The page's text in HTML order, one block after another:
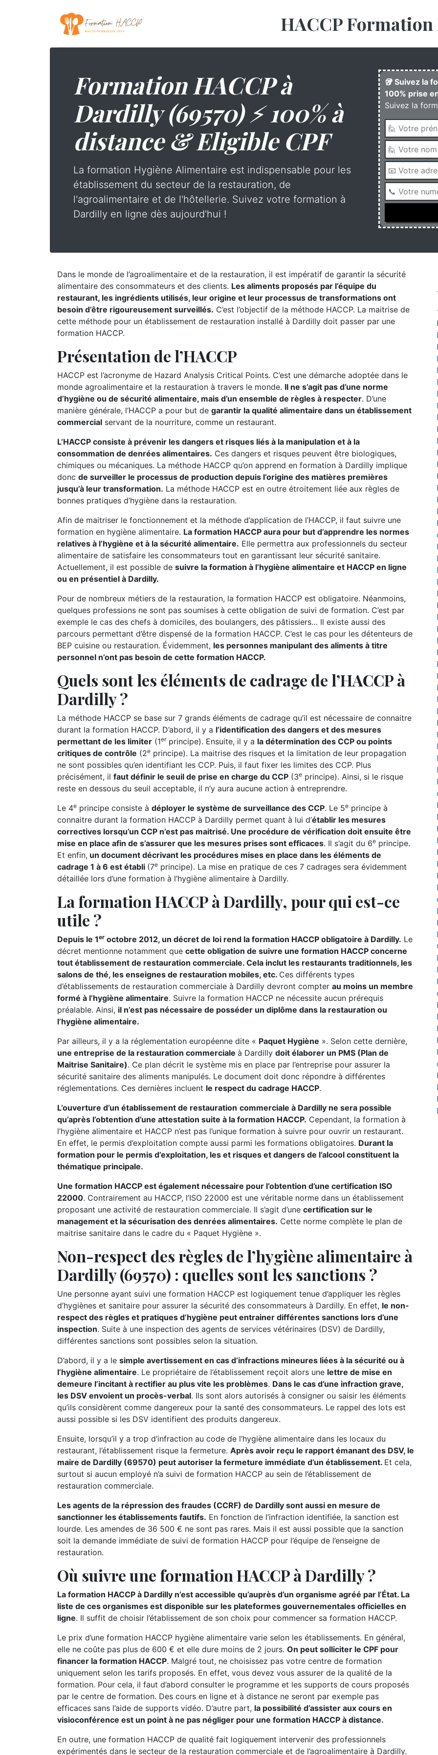
HACCP
Formation HACCP à
Dardilly (69570) ⚡ 100% à
distance & Eligible CPF
La formation Hygiène Alimentaire est indispensable pour les
établissement du secteur de la restauration, de
l'agroalimentaire et de l'hôtellerie. Suivez votre formation à
Dardilly en ligne dès aujourd'hui !
🥡 Suivez la
100% prise
Suivez la
Dans le monde de l’agroalimentaire et de la restauration, il est impératif de garantir la sécurité
alimentaire des consommateurs et des clients. Les aliments proposés par l’équipe du
restaurant, les ingrédients utilisés, leur origine et leur processus de transformations ont
besoin d’être rigoureusement surveillés. C’est l’objectif de la méthode HACCP. La maitrise de
cette méthode pour un établissement de restauration installé à Dardilly doit passer par une
formation HACCP.
Présentation de l’HACCP
HACCP est l’acronyme de Hazard Analysis Critical Points. C’est une démarche adoptée dans le
monde agroalimentaire et la restauration à travers le monde. Il ne s’agit pas d’une norme
d’hygiène ou de sécurité alimentaire, mais d’un ensemble de règles à respecter. D’une
manière générale, l’HACCP a pour but de garantir la qualité alimentaire dans un établissement
commercial servant de la nourriture, comme un restaurant.
L’HACCP consiste à prévenir les dangers et risques liés à la manipulation et à la
consommation de denrées alimentaires. Ces dangers et risques peuvent être biologiques,
chimiques ou mécaniques. La méthode HACCP qu’on apprend en formation à Dardilly implique
donc de surveiller le processus de production depuis l’origine des matières premières
jusqu’à leur transformation. La méthode HACCP est en outre étroitement liée aux règles de
bonnes pratiques d’hygiène dans la restauration.
Afin de maitriser le fonctionnement et la méthode d’application de l’HACCP, il faut suivre une
formation en hygiène alimentaire. La formation HACCP aura pour but d’apprendre les normes
relatives à l’hygiène et à la sécurité alimentaire. Elle permettra aux professionnels du secteur
alimentaire de satisfaire les consommateurs tout en garantissant leur sécurité sanitaire.
Actuellement, il est possible de suivre la formation à l’hygiène alimentaire et HACCP en ligne
ou en présentiel à Dardilly.
Pour de nombreux métiers de la restauration, la formation HACCP est obligatoire. Néanmoins,
quelques professions ne sont pas soumises à cette obligation de suivi de formation. C’est par
exemple le cas des chefs à domiciles, des boulangers, des pâtissiers… Il existe aussi des
parcours permettant d’être dispensé de la formation HACCP. C’est le cas pour les détenteurs de
BEP cuisine ou restauration. Évidemment, les personnes manipulant des aliments à titre
personnel n’ont pas besoin de cette formation HACCP.
Quels sont les éléments de cadrage de l’HACCP à
Dardilly ?
La méthode HACCP se base sur 7 grands éléments de cadrage qu’il est nécessaire de connaitre
durant la formation HACCP. D’abord, il y a l’identification des dangers et des mesures
permettant de les limiter (1erprincipe). Ensuite, il y a la détermination des CCP ou points
critiques de contrôle (2e principe). La maitrise des risques et la limitation de leur propagation
ne sont possibles qu’en identifiant les CCP. Puis, il faut fixer les limites des CCP. Plus
précisément, il faut définir le seuil de prise en charge du CCP (3e principe). Ainsi, si le risque
reste en dessous du seuil acceptable, il n’y aura aucune action à entreprendre.
Le 4e principe consiste à déployer le système de surveillance des CCP. Le 5e principe à
connaitre durant la formation HACCP à Dardilly permet quant à lui d’établir les mesures
correctives lorsqu’un CCP n’est pas maitrisé. Une procédure de vérification doit ensuite être
mise en place afin de s’assurer que les mesures prises sont efficaces. Il s’agit du 6e principe.
Et enfin, un document décrivant les procédures mises en place dans les éléments de
cadrage 1 à 6 est établi (7e principe). La mise en pratique de ces 7 cadrages sera évidemment
détaillée lors d’une formation à l’hygiène alimentaire à Dardilly.
La formation HACCP à Dardilly, pour qui est-ce
utile ?
Depuis le 1er octobre 2012, un décret de loi rend la formation HACCP obligatoire à Dardilly. Le
décret mentionne notamment que cette obligation de suivre une formation HACCP concerne
tout établissement de restauration commerciale. Cela inclut les restaurants traditionnels, les
salons de thé, les enseignes de restauration mobiles, etc. Ces différents types
d’établissements de restauration commerciale à Dardilly devront compter au moins un membre
formé à l’hygiène alimentaire. Suivre la formation HACCP ne nécessite aucun prérequis
préalable. Ainsi, il n’est pas nécessaire de posséder un diplôme dans la restauration ou
l’hygiène alimentaire.
Par ailleurs, il y a la réglementation européenne dite « Paquet Hygiène ». Selon cette dernière,
une entreprise de la restauration commerciale à Dardilly doit élaborer un PMS (Plan de
Maitrise Sanitaire). Ce plan décrit le système mis en place par l’entreprise pour assurer la
sécurité sanitaire des aliments manipulés. Le document doit donc répondre à différentes
réglementations. Ces dernières incluent le respect du cadrage HACCP.
L’ouverture d’un établissement de restauration commerciale à Dardilly ne sera possible
qu’après l’obtention d’une attestation suite à la formation HACCP. Cependant, la formation à
l’hygiène alimentaire et HACCP n’est pas l’unique formation à suivre pour ouvrir un restaurant.
En effet, le permis d’exploitation compte aussi parmi les formations obligatoires. Durant la
formation pour le permis d’exploitation, les et risques et dangers de l’alcool constituent la
thématique principale.
Une formation HACCP est également nécessaire pour l’obtention d’une certification ISO
22000. Contrairement au HACCP, l’ISO 22000 est une véritable norme dans un établissement
proposant une activité de restauration commerciale. Il s’agit d’une certification sur le
management et la sécurisation des denrées alimentaires. Cette norme complète le plan de
maitrise sanitaire dans le cadre du « Paquet Hygiène ».
Non-respect des règles de l’hygiène alimentaire à
Dardilly (69570) : quelles sont les sanctions ?
Une personne ayant suivi une formation HACCP est logiquement tenue d’appliquer les règles
d’hygiènes et sanitaire pour assurer la sécurité des consommateurs à Dardilly. En effet, le non-
respect des règles et pratiques d’hygiène peut entrainer différentes sanctions lors d’une
inspection. Suite à une inspection des agents de services vétérinaires (DSV) de Dardilly,
différentes sanctions sont possibles selon la situation.
D’abord, il y a le simple avertissement en cas d’infractions mineures liées à la sécurité ou à
l’hygiène alimentaire. Le propriétaire de l’établissement reçoit alors une lettre de mise en
demeure l’incitant à rectifier au plus vite les problèmes. Dans le cas d’une infraction grave,
les DSV envoient un procès-verbal. Ils sont alors autorisés à consigner ou saisir les éléments
qu’ils considèrent comme dangereux pour la santé des consommateurs. Le rappel des lots est
aussi possible si les DSV identifient des produits dangereux.
Ensuite, lorsqu’il y a trop d’infraction au code de l’hygiène alimentaire dans les locaux du
restaurant, l’établissement risque la fermeture. Après avoir reçu le rapport émanant des DSV, le
maire de Dardilly (69570) peut autoriser la fermeture immédiate d’un établissement. Et cela,
surtout si aucun employé n’a suivi de formation HACCP au sein de l’établissement de
restauration commerciale.
Les agents de la répression des fraudes (CCRF) de Dardilly sont aussi en mesure de
sanctionner les établissements fautifs. En fonction de l’infraction identifiée, la sanction est
lourde. Les amendes de 36 500 € ne sont pas rares. Mais il est aussi possible que la sanction
soit la demande immédiate de suivi de formation HACCP pour l’équipe de l’enseigne de
restauration.
Où suivre une formation HACCP à Dardilly ?
La formation HACCP à Dardilly n’est accessible qu’auprès d’un organisme agréé par l’État. La
liste de ces organismes est disponible sur les plateformes gouvernementales officielles en
ligne. Il suffit de choisir l’établissement de son choix pour commencer sa formation HACCP.
Le prix d’une formation HACCP hygiène alimentaire varie selon les établissements. En général,
elle ne coûte pas plus de 600 € et elle dure moins de 2 jours. On peut solliciter le CPF pour
financer la formation HACCP. Malgré tout, ne choisissez pas votre centre de formation
uniquement selon les tarifs proposés. En effet, vous devez vous assurer de la qualité de la
formation. Pour cela, il faut d’abord consulter le programme et les supports de cours proposés
par le centre de formation. Des cours en ligne et à distance ne seront par exemple pas
efficaces sans l’aide de supports vidéo. D’autre part, la possibilité d’assister aux cours en
visioconférence est un point à ne pas négliger pour une formation HACCP à distance.
En outre, une formation HACCP de qualité fait logiquement intervenir des professionnels
expérimentés dans le secteur de la restauration commerciale et de l’agroalimentaire à Dardilly.